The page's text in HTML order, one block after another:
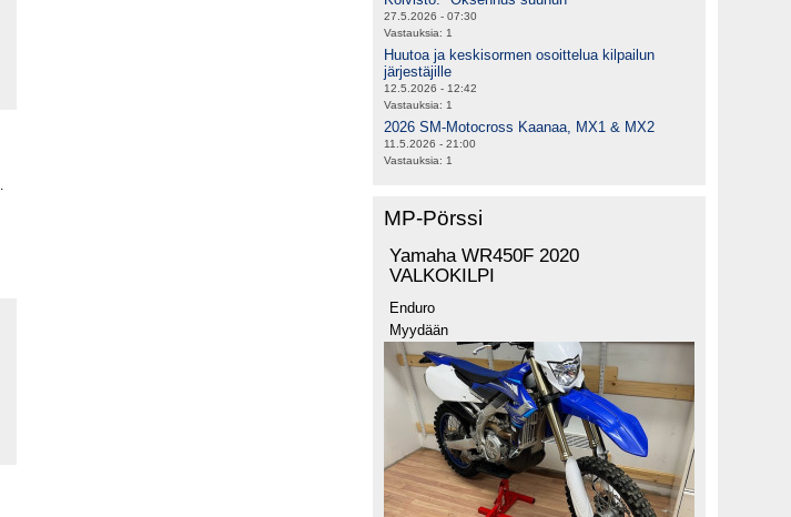
27.5.2026 - 07:30
Vastauksia: 1
Huutoa ja keskisormen osoittelua kilpailun
järjestäjille
12.5.2026 - 12:42
Vastauksia: 1
2026 SM-Motocross Kaanaa, MX1 & MX2
11.5.2026 - 21:00
Vastauksia: 1
MP-Pörssi
Yamaha WR450F 2020
VALKOKILPI
Enduro
Myydään